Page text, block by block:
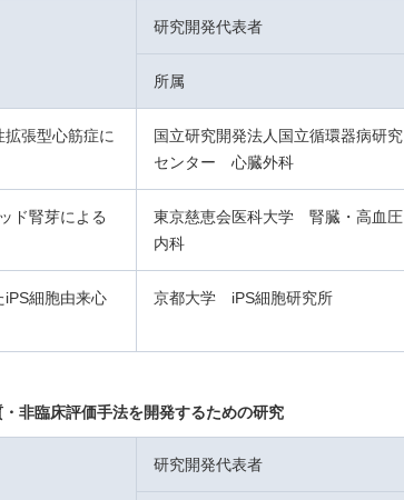
研究開発代表者
所属
張型心筋症に
国立研究開発法人国立循環器病研究
センター 心臓外科
ド腎芽による
東京慈恵会医科大学 腎臓・高血圧
内科
iPS細胞由来心
京都大学 iPS細胞研究所
非臨床評価手法を開発するための研究
研究開発代表者